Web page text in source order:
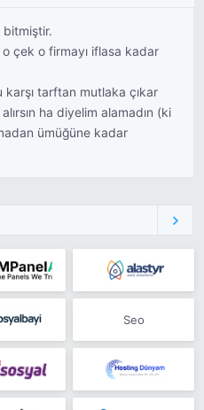
bitmiştir.
o çek o firmayı iflasa kadar
tarftan mutlaka çıkar
alırsın ha diyelim alamadın (ki
ümüğüne kadar
Seo